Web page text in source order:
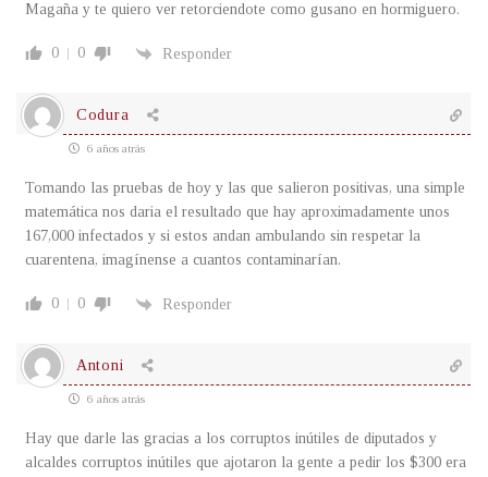
Magaña y te quiero ver retorciendote como gusano en hormiguero.
0 0 Responder
Codura
6 años atrás
Tomando las pruebas de hoy y las que salieron positivas, una simple
matemática nos daria el resultado que hay aproximadamente unos
167,000 infectados y si estos andan ambulando sin respetar la
cuarentena, imagínense a cuantos contaminarían.
0 0 Responder
Antoni
6 años atrás
Hay que darle las gracias a los corruptos inútiles de diputados y
alcaldes corruptos inútiles que ajotaron la gente a pedir los $300 era